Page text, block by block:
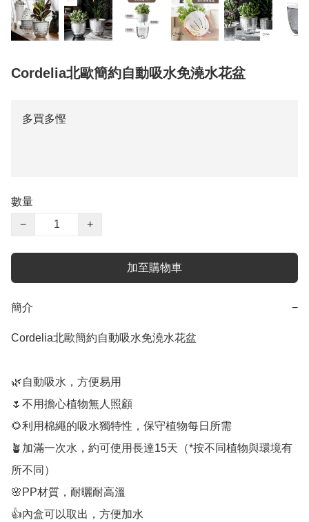
Cordelia北歐簡約自動吸水免澆水花盆
多買多慳
數量
−
+
加至購物車
簡介 −
Cordelia北歐簡約自動吸水免澆水花盆
🌿自動吸水，方便易用
🌷不用擔心植物無人照顧
🌻利用棉繩的吸水獨特性，保守植物每日所需
🪴加滿一次水，約可使用長達15天（*按不同植物與環境有
所不同）
🌸PP材質，耐曬耐高溫
👍內盒可以取出，方便加水